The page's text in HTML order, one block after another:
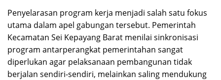
Penyelarasan program kerja menjadi salah satu fokus
utama dalam apel gabungan tersebut. Pemerintah
Kecamatan Sei Kepayang Barat menilai sinkronisasi
program antarperangkat pemerintahan sangat
diperlukan agar pelaksanaan pembangunan tidak
berjalan sendiri-sendiri, melainkan saling mendukung